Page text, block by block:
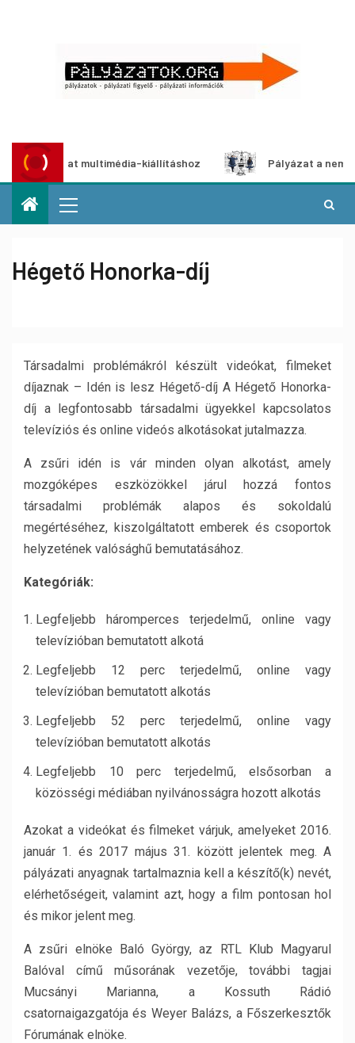
multimédia-kiállításhoz Pályázat a nemek
Hégető Honorka-díj
Társadalmi problémákról készült videókat, filmeket
díjaznak – Idén is lesz Hégető-díj A Hégető Honorka-
díj a legfontosabb társadalmi ügyekkel kapcsolatos
televíziós és online videós alkotásokat jutalmazza.
A zsűri idén is vár minden olyan alkotást, amely
mozgóképes eszközökkel járul hozzá fontos
társadalmi problémák alapos és sokoldalú
megértéséhez, kiszolgáltatott emberek és csoportok
helyzetének valósághű bemutatásához.
Kategóriák:
Legfeljebb háromperces terjedelmű, online vagy
televízióban bemutatott alkotá
Legfeljebb 12 perc terjedelmű, online vagy
televízióban bemutatott alkotás
Legfeljebb 52 perc terjedelmű, online vagy
televízióban bemutatott alkotás
Legfeljebb 10 perc terjedelmű, elsősorban a
közösségi médiában nyilvánosságra hozott alkotás
Azokat a videókat és filmeket várjuk, amelyeket 2016.
január 1. és 2017 május 31. között jelentek meg. A
pályázati anyagnak tartalmaznia kell a készítő(k) nevét,
elérhetőségeit, valamint azt, hogy a film pontosan hol
és mikor jelent meg.
A zsűri elnöke Baló György, az RTL Klub Magyarul
Balóval című műsorának vezetője, további tagjai
Mucsányi Marianna, a Kossuth Rádió
csatornaigazgatója és Weyer Balázs, a Főszerkesztők
Fórumának elnöke.